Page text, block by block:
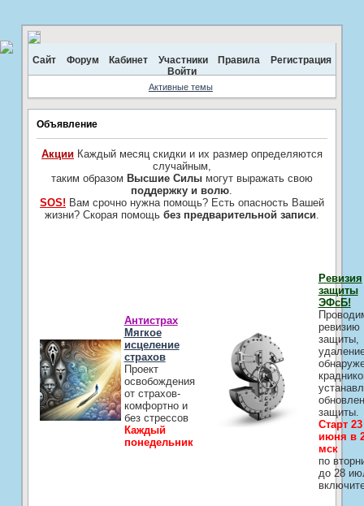
Сайт Форум Кабинет Участники Правила
Регистрация
Войти
Активные темы
Объявление
АкцииКаждый месяц скидки и их размер определяются
случайным,
таким образом Высшие Силымогут выражать свою
поддержку и волю
SOS! Вам срочно нужна помощь? Есть опасность Вашей
жизни? Скорая помощь без предварительной записи
Антистрах
Мягкое
исцеление
страхов
Проект
освобождения
от страхов-
комфортно и
без стрессов
Каждый
понедельник
Ревизия
защиты
ЭФсБ!
ревизию
защиты,
защиты.
Старт 23
июня в
мск
по
до 28